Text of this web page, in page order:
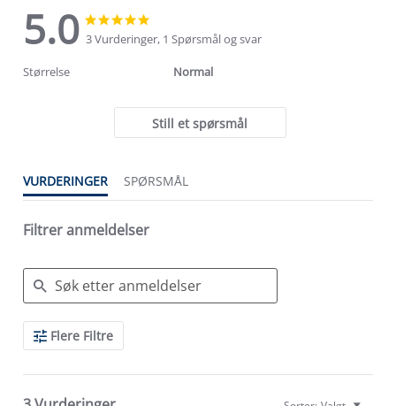
5.0
5.0
star
rating
star
rating
3 Vurderinger, 1 Spørsmål og svar
Størrelse Normal
Still et spørsmål
VURDERINGER SPØRSMÅL
Filtrer anmeldelser
Search
ReviewsFlere Filtre